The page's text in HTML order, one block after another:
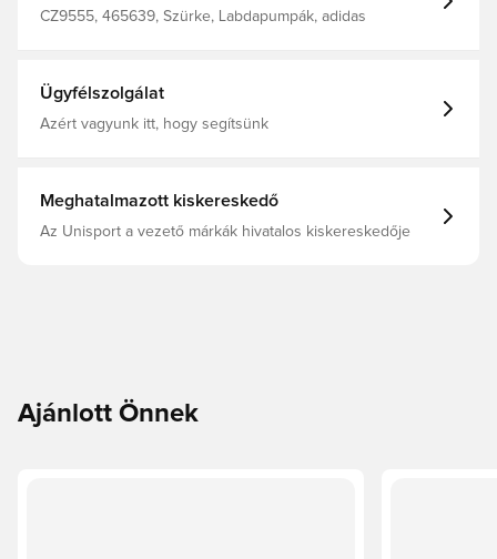
CZ9555, 465639, Szürke, Labdapumpák, adidas
Ügyfélszolgálat
Azért vagyunk itt, hogy segítsünk
Meghatalmazott kiskereskedő
Az Unisport a vezető márkák hivatalos kiskereskedője
Ajánlott Önnek